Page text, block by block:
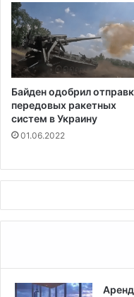
р
о
с
л
ы
Байден одобрил
передовых ракетных
систем в Украину
01.06.2022